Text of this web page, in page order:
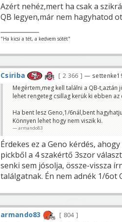
Azért nehéz,mert ha csak a
QB legyen,már nem hagyhatod
"Ha kicsi a tét, a kedvem sötét"
Csiriba 2 366 —
Megértem,meg kell találni a QB-t,aztán
lehet rengeteg csillag kerük ki ebben az
Ha bent lesz Geno,1/6nál,bent
Könnyen lehet hogy nem viszik ki.
armando83
Érdekes ez a Geno kérdés,
pickből a 4 szakértő 3szor
senki sem jósolja, össze-vissza
találgatnak. Én nem adnék 1/6ot
armando83 804